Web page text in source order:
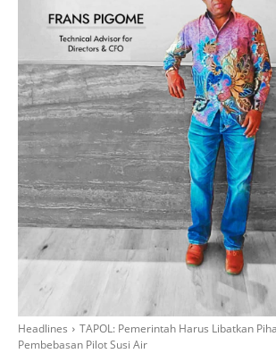
Headlines
TAPOL: Pemerintah Harus Libatkan
Pembebasan Pilot Susi Air